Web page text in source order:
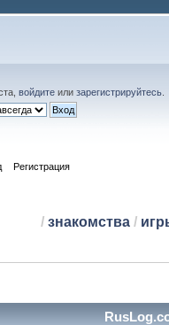
войдите или зарегистрируйтесь
Регистрация
/ знакомства/